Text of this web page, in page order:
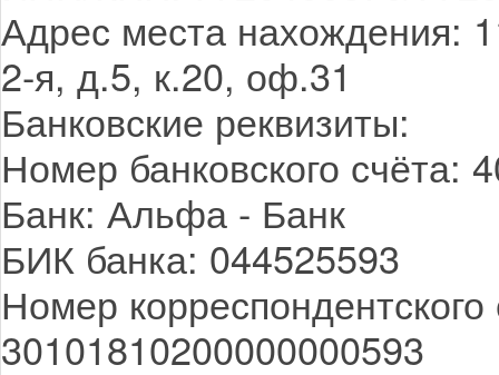
Адрес места нахождения:
2-я, д.5, к.20, оф.31
Банковские реквизиты:
Номер банковского счёта:
Банк: Альфа - Банк
БИК банка: 044525593
Номер
30101810200000000593